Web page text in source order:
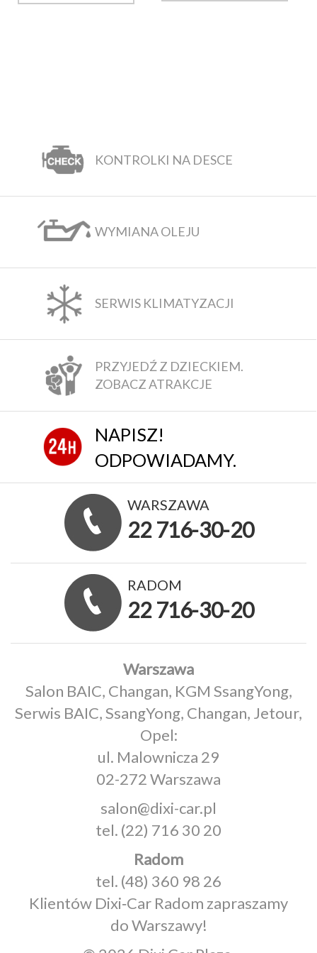
KONTROLKI NA DESCE
WYMIANA OLEJU
SERWIS KLIMATYZACJI
PRZYJEDŹ Z DZIECKIEM.
ZOBACZ ATRAKCJE
NAPISZ!
ODPOWIADAMY.
WARSZAWA
22 716-30-20
RADOM
22 716-30-20
Warszawa
Salon BAIC, Changan, KGM SsangYong,
Serwis BAIC, SsangYong, Changan, Jetour,
Opel:
ul. Malownicza 29
02-272 Warszawa
salon@dixi-car.pl
tel. (22) 716 30 20
Radom
tel. (48) 360 98 26
Klientów Dixi‑Car Radom zapraszamy
do Warszawy!